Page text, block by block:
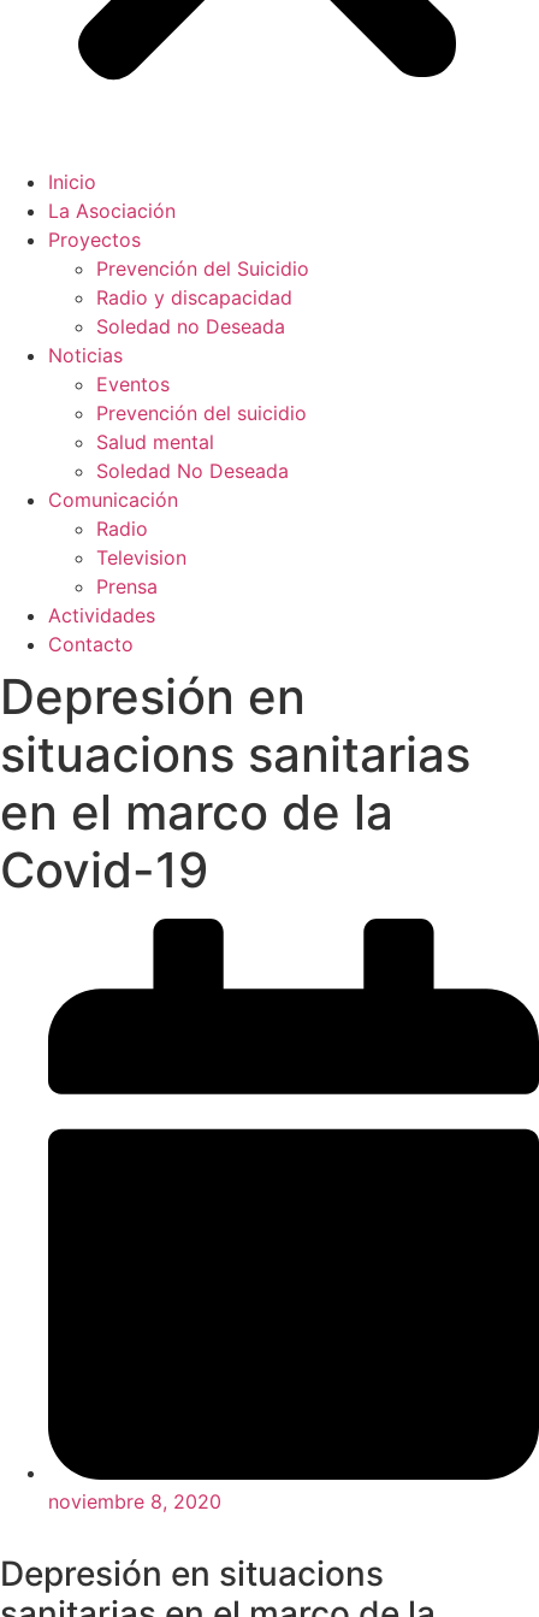
Inicio
La Asociación
Proyectos
Prevención del Suicidio
Radio y discapacidad
Soledad no Deseada
Noticias
Eventos
Prevención del suicidio
Salud mental
Soledad No Deseada
Comunicación
Radio
Television
Prensa
Actividades
Contacto
Depresión en
situacions sanitarias
en el marco de la
Covid-19
noviembre 8, 2020
Depresión en situacions